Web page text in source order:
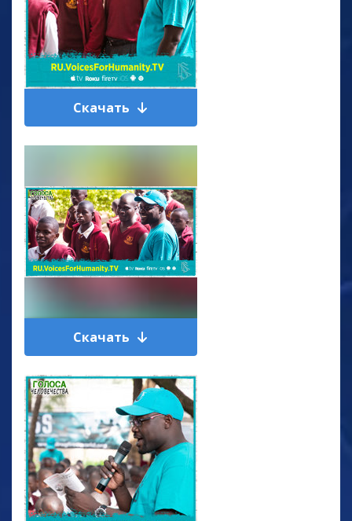
Скачать
Скачать